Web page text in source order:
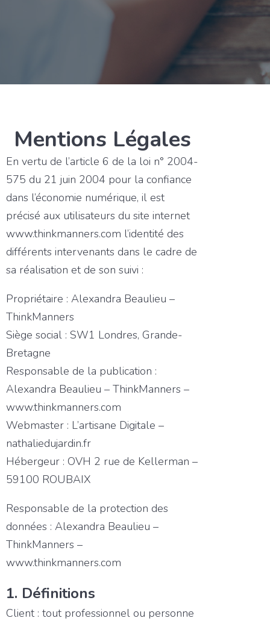
Mentions Légales
En vertu de l’article 6 de la loi n° 2004-
575 du 21 juin 2004 pour la confiance
dans l’économie numérique, il est
précisé aux utilisateurs du site internet
www.thinkmanners.com l’identité des
différents intervenants dans le cadre de
sa réalisation et de son suivi :
Propriétaire : Alexandra Beaulieu –
ThinkManners
Siège social : SW1 Londres, Grande-
Bretagne
Responsable de la publication :
Alexandra Beaulieu – ThinkManners –
www.thinkmanners.com
Webmaster : L’artisane Digitale –
nathaliedujardin.fr
Hébergeur : OVH 2 rue de Kellerman –
59100 ROUBAIX
Responsable de la protection des
données : Alexandra Beaulieu –
ThinkManners –
www.thinkmanners.com
1. Définitions
Client : tout professionnel ou personne